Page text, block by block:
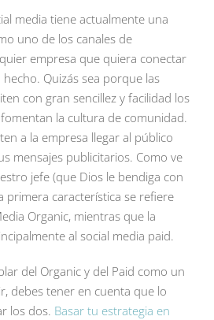
media tiene actualmente una
uno de los canales de
empresa que quiera conectar
Quizás sea porque las
con gran sencillez y facilidad los
la cultura de comunidad.
a la empresa llegar al público
mensajes publicitarios. Como ve
jefe (que Dios le bendiga con
primera característica se refiere
Organic, mientras que la
al social media paid.
del Organic y del Paid como un
debes tener en cuenta que lo
los dos. Basar tu estrategia en